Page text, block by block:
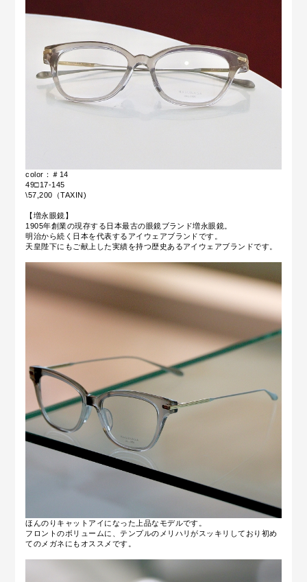
color：＃14
49□17-145
\57,200（TAXIN)
【増永眼鏡】
1905年創業の現存する日本最古の眼鏡ブランド増永眼鏡。
明治から続く日本を代表するアイウェアブランドです。
天皇陛下にもご献上した実績を持つ歴史あるアイウェアブランドです。
ほんのりキャットアイになった上品なモデルです。
フロントのボリュームに、テンプルのメリハリがスッキリしており初め
てのメガネにもオススメです。